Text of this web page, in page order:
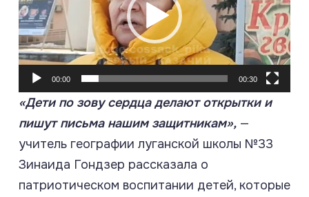
00:00 00:30
«Дети по зову сердца делают открытки и
пишут письма нашим защитникам», —
учитель географии луганской школы №33
Зинаида Гондзер рассказала о
патриотическом воспитании детей, которые